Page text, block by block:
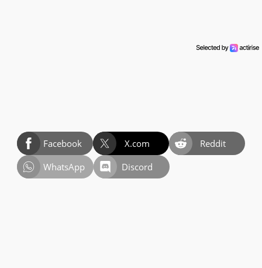
Facebook X.com
Reddit
WhatsApp
Discord